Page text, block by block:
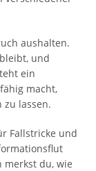
aushalten.
und
ein
macht,
zu lassen.
Fallstricke und
merkst du, wie